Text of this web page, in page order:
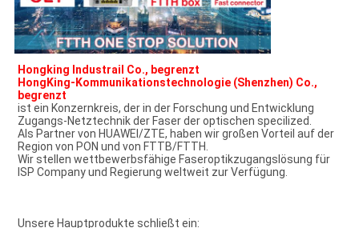
Hongking Industrail Co., begrenzt
HongKing-Kommunikationstechnologie (Shenzhen) Co.,
begrenzt
ist ein Konzernkreis, der in der Forschung und Entwicklung
Zugangs-Netztechnik der Faser der optischen specilized.
Als Partner von HUAWEI/ZTE, haben wir großen Vorteil auf der
Region von PON und von FTTB/FTTH.
Wir stellen wettbewerbsfähige Faseroptikzugangslösung für
ISP Company und Regierung weltweit zur Verfügung.
Unsere Hauptprodukte schließt ein: